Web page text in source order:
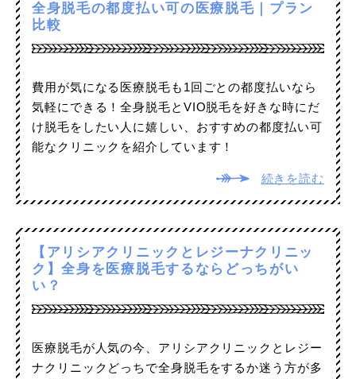
全身脱毛の都度払い可の医療脱毛｜プラン
比較
費用が気になる医療脱毛も1回ごとの都度払いなら
気軽にできる！全身脱毛とVIO脱毛を好きな時にだ
け脱毛をしたい人に嬉しい、おすすめの都度払い可
能なクリニックを紹介しています！
続きを読む
【アリシアクリニックとレジーナクリニッ
ク】全身を医療脱毛するならどっちがい
い？
医療脱毛が人気の今、アリシアクリニックとレジー
ナクリニックどっちで全身脱毛をするか迷う方が多